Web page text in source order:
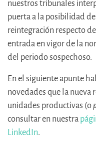
nuestros tribunales
puerta a la posibilidad
reintegración respecto
entrada en vigor de la
del periodo sospechoso.
En el siguiente apunte
novedades que la nueva
unidades productivas (o
consultar en nuestra
LinkedIn.